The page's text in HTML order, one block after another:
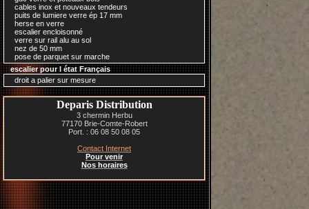
cables inox et nouveaux tendeurs
puits de lumiere verre ép 17 mm
herse en verre
escalier encloisonné
verre sur rail alu au sol
nez de 50 mm
pose de parquet sur marche
escalier pour l état Français
droit a palier sur mesure
Deparis Distribution
3 chermin Herbu
77170 Brie-Comte-Robert
Port. : 06 08 50 08 05
Contact Internet
Pour venir
Nos horaires